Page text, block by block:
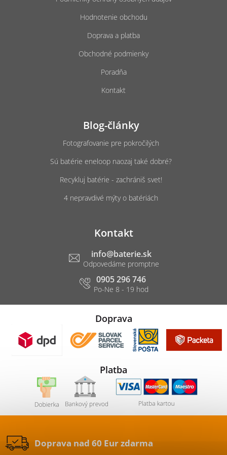
Hodnotenie obchodu
Doprava a platba
Obchodné podmienky
Poradňa
Kontakt
Blog-články
Fotografovanie pre pokročilých
Sú batérie eneloop naozaj také dobré?
Recykluj batérie - zachrániš svet!
4 nepravdivé mýty o batériách
Kontakt
info@baterie.sk
0905 296 746
Doprava
Platba
Doprava nad 60 Eur zdarma